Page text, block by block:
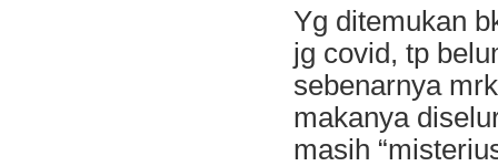
Yg ditemukan
jg covid, tp
sebenarnya
makanya
masih